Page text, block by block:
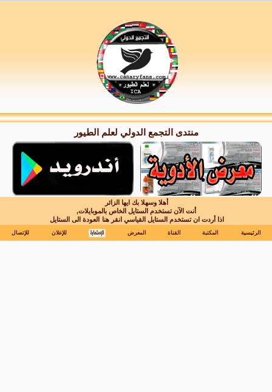
منتدى التجمع الدولي لعلم الطيور
أهلا وسهلا بك ايها الزائر
أنت الآن تستخدم الستايل الخاص بالموبايلات,
اذا أردت ان تستخدم الستايل القياسي انقر هنا العودة الى الستايل
الرئيسية المكتبة القناة المعرض للإعلان للإتصال